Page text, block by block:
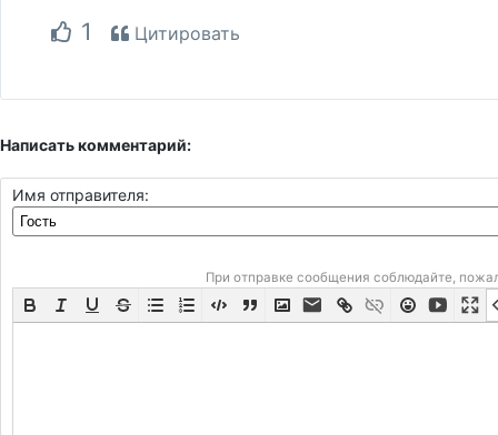
1 Цитировать
Написать комментарий:
Имя отправителя:
При отправке сообщения соблюдайте,